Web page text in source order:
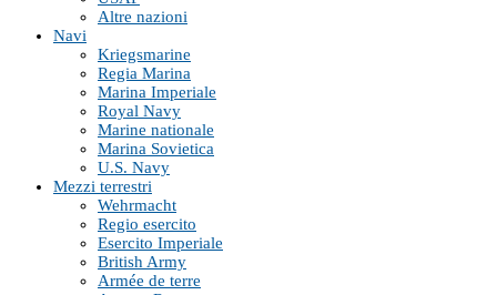
Altre nazioni
Navi
Kriegsmarine
Regia Marina
Marina Imperiale
Royal Navy
Marine nationale
Marina Sovietica
U.S. Navy
Mezzi terrestri
Wehrmacht
Regio esercito
Esercito Imperiale
British Army
Armée de terre